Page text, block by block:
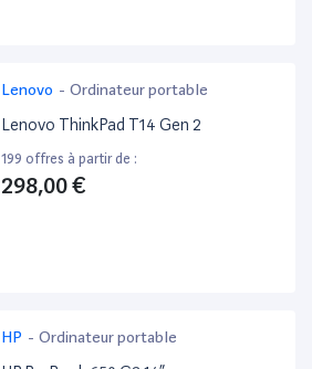
Lenovo - Ordinateur portable
Lenovo ThinkPad T14 Gen 2
199 offres à partir de :
298,00 €
HP - Ordinateur portable